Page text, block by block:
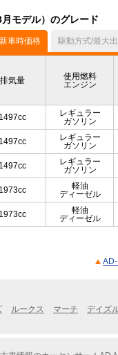
モデル）のグレード
車時価格 駆動方式/最大
排気量
使用燃料
エンジン
1497cc
レギュラー
ガソリン
1497cc
レギュラー
ガソリン
1497cc
レギュラー
ガソリン
1973cc
軽油
ディーゼル
1973cc
軽油
ディーゼル
ルークス マーチ デイズ